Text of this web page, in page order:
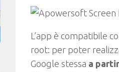
L’app è compatibile
root: per poter
Google stessa a